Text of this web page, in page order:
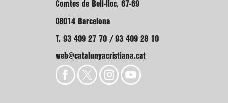
Comtes de Bell-lloc, 67-69
08014 Barcelona
T. 93 409 27 70 / 93 409 28 10
web@catalunyacristiana.cat